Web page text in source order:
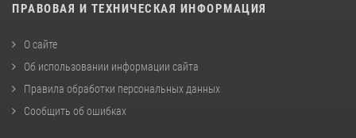
ПРАВОВАЯ И ТЕХНИЧЕСКАЯ ИНФОРМАЦИЯ
О сайте
Об использовании информации сайта
Правила обработки персональных данных
Сообщить об ошибках